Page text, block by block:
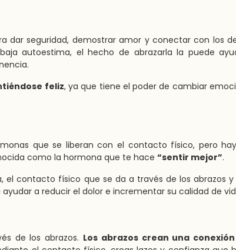
dar seguridad, demostrar amor y conectar con los
autoestima, el hecho de abrazarla la puede
feliz, ya que tiene el poder de cambiar
que se liberan con el contacto físico, pero
como la hormona que te hace “sentir mejor”.
el contacto físico que se da a través de los abrazos y
a reducir el dolor e incrementar su calidad de
de los abrazos. Los abrazos crean una